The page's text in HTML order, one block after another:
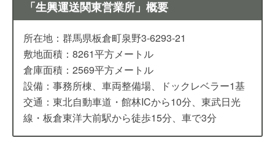
「生興運送関東営業所」概要
所在地：群馬県板倉町泉野3-6293-21
敷地面積：8261平方メートル
倉庫面積：2569平方メートル
設備：事務所棟、車両整備場、ドックレベラー1基
交通：東北自動車道・館林ICから10分、東武日光
線・板倉東洋大前駅から徒歩15分、車で3分